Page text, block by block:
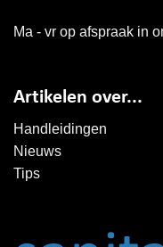
Ma - vr op afspraak in
Artikelen over...
Handleidingen
Nieuws
Tips